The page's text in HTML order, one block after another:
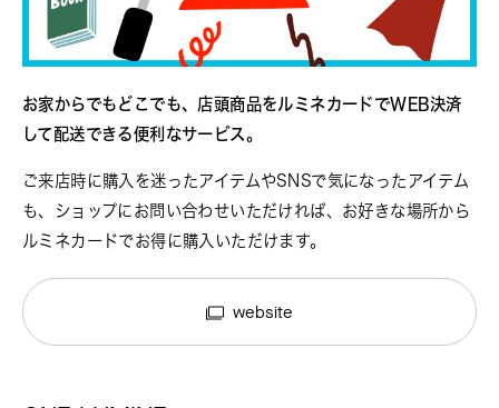
お家からでもどこでも、店頭商品をルミネカードでWEB決済
して配送できる便利なサービス。
ご来店時に購入を迷ったアイテムやSNSで気になったアイテム
も、ショップにお問い合わせいただければ、お好きな場所から
ルミネカードでお得に購入いただけます。
website